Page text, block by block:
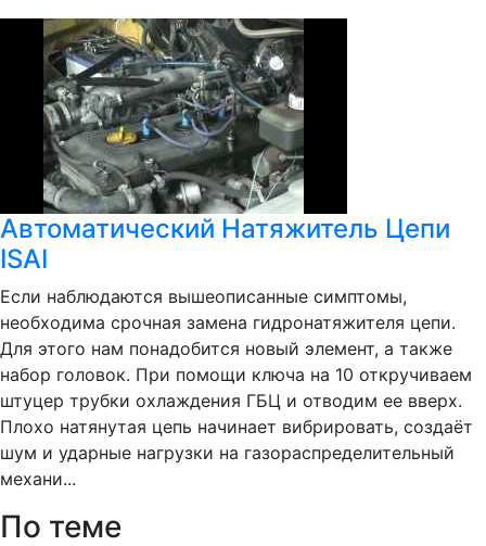
Автоматический Натяжитель Цепи
ISAI
Если наблюдаются вышеописанные симптомы,
необходима срочная замена гидронатяжителя цепи.
Для этого нам понадобится новый элемент, а также
набор головок. При помощи ключа на 10 откручиваем
штуцер трубки охлаждения ГБЦ и отводим ее вверх.
Плохо натянутая цепь начинает вибрировать, создаёт
шум и ударные нагрузки на газораспределительный
механи...
По теме